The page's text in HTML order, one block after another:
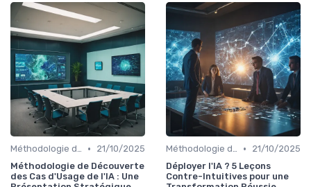
Méthodologie de déploiement IA •
21/10/2025
Méthodologie de Découverte
des Cas d'Usage de l'IA : Une
Méthodologie de déploiement IA •
21/10/2025
Déployer l'IA ? 5 Leçons
Contre-Intuitives pour une